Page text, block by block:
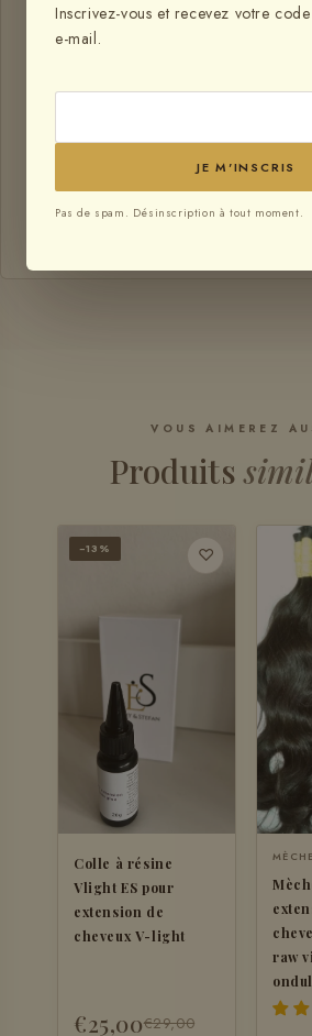
€584,80
TOUT AJOUTER AU PANIER
VOUS AIMEREZ
Produits
♡
−13%
Colle à résine
Vlight ES pour
extension de
cheveux V-light
€25,00€29,00
MÈCHE
raw
Inscrivez-vous et recevez votre
e-mail.
JE M'INSCRIS
Pas de spam. Désinscription à tout moment.